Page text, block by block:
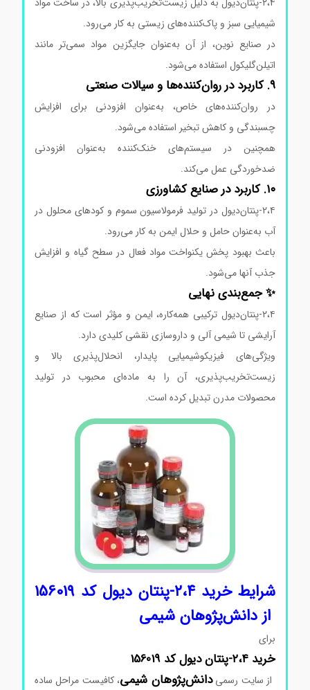
شیمیایی سبز و پاک‌کننده‌های زیستی به کار می‌رود.
در صنایع نوین، از آن به‌عنوان جایگزین مواد سمی‌تر مانند
اتیلن‌گلیکول استفاده می‌شود.
در روان‌کننده‌های خاص، به‌عنوان افزودنی برای افزایش
چسبندگی و کاهش تبخیر استفاده می‌شود.
همچنین در سیستم‌های خنک‌کننده به‌عنوان افزودنی
ضدخوردگی عمل می‌کند.
۲،۴-پنتان‌دیول در تولید فرمولاسیون سموم و کودهای محلول در
آب به‌عنوان حامل و حلال ایمن به کار می‌رود.
باعث بهبود پخش یکنواخت مواد فعال در سطح گیاه و افزایش
جذب آنها می‌شود.
✨ جمع‌بندی نهایی
۲،۴-پنتان‌دیول ترکیبی همه‌کاره، ایمن و مؤثر است که از صنایع
آرایشی تا شیمی آلی و داروسازی نقشی کلیدی دارد.
ویژگی‌های فیزیکوشیمیایی پایدار، انحلال‌پذیری بالا و
زیست‌تخریب‌پذیری، آن را به ماده‌ای محبوب در تولید
محصولات مدرن تبدیل کرده است.
شرایطخرید ۲،۴-پنتان دیول کد 156019
دانش‌پژوهانشیمی
برای
خرید ۲،۴-پنتان دیول کد 156019
سایترسمیدانش‌پژوهانشیمی،کافیستمراحلساده